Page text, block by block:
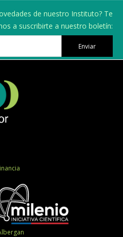
de nuestro Instituto? Te
a suscribirte a nuestro boletín:
Enviar